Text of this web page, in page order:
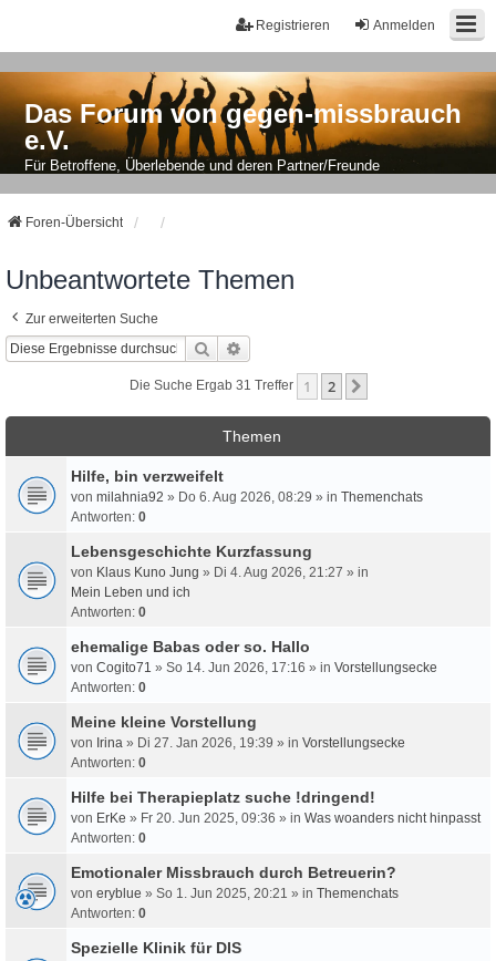
Anmelden
Registrieren
Das Forum von gegen-missbrauch
e.V.
Für Betroffene, Überlebende und deren Partner/Freunde
Foren-Übersicht
Unbeantwortete Themen
Zur erweiterten Suche
Suche
Die Suche Ergab 31 Treffer 1 2
Themen
Hilfe, bin verzweifelt
von milahnia92 » Do 6. Aug 2026, 08:29 » in Themenchats
Antworten: 0
Lebensgeschichte Kurzfassung
von Klaus Kuno Jung » Di 4. Aug 2026, 21:27 » in
Mein Leben und ich
Antworten: 0
ehemalige Babas oder so. Hallo
von Cogito71 » So 14. Jun 2026, 17:16 » in Vorstellungsecke
Antworten: 0
Meine kleine Vorstellung
von Irina » Di 27. Jan 2026, 19:39 » in Vorstellungsecke
Antworten: 0
Hilfe bei Therapieplatz suche !dringend!
von ErKe » Fr 20. Jun 2025, 09:36 » in Was woanders nicht hinpasst
Antworten: 0
Emotionaler Missbrauch durch Betreuerin?
von eryblue » So 1. Jun 2025, 20:21 » in Themenchats
Antworten: 0
Spezielle Klinik für DIS